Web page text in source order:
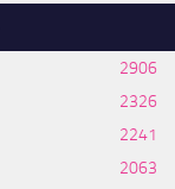
2906
2326
2241
2063